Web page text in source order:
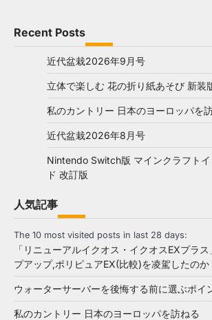
Recent Posts
近代盆栽2026年9月号
立体で楽しむ 花の折り紙あそび 新装
私のカントリー 日本のヨーロッパを
近代盆栽2026年8月号
Nintendo Switch版 マインクラフトイ
ド 改訂版
人気記事
The 10 most visited posts in last 28 days:
「リニューアルイクオス・イクオスEXプラ
プアップ,ポリピュアEX(比較)を凌駕したのか
ウォーターサーバーを後悔する前に選ぶポイ
私のカントリー 日本のヨーロッパを訪ねる